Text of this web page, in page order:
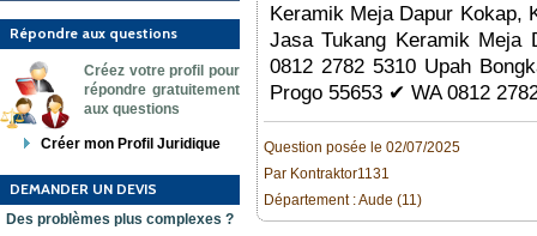
Répondre aux questions
Créez votre profil pour
répondre gratuitement
aux questions
Créer mon Profil Juridique
DEMANDER UN DEVIS
Des problèmes plus complexes ?
Keramik Meja Dapur Kokap,
Jasa Tukang Keramik Meja
0812 2782 5310 Upah
Progo 55653 ✔ WA 0812
Question posée le 02/07/2025
Par Kontraktor1131
Département : Aude (11)